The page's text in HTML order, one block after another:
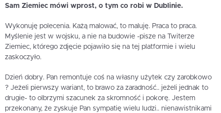
Sam Ziemiec mówi wprost, o tym co robi w Dublinie.
Wykonuję polecenia. Każą malować, to maluję. Praca to praca.
Myślenie jest w wojsku, a nie na budowie -pisze na Twiterze
Ziemiec, którego zdjęcie pojawiło się na tej platformie i wielu
zaskoczyło.
Dzień dobry. Pan remontuje coś na własny użytek czy zarobkowo
? Jeżeli pierwszy wariant, to brawo za zaradność.. jeżeli jednak to
drugie- to olbrzymi szacunek za skromność i pokorę. Jestem
przekonany, że zyskuje Pan sympatię wielu ludzi.. nienawistnikami